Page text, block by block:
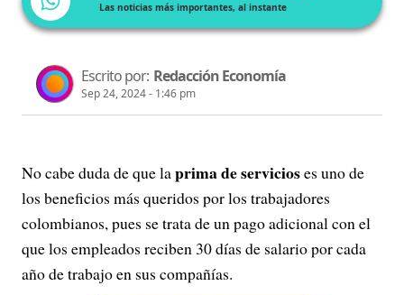
Las noticias más importantes, al instante
Escrito por: Redacción Economía
Sep 24, 2024 - 1:46 pm
No cabe duda de que laprima de servicioses uno de
los beneficios más queridos por los trabajadores
colombianos, pues se trata de un pago adicional con el
que los empleados reciben 30 días de salario por cada
año de trabajo en sus compañías.